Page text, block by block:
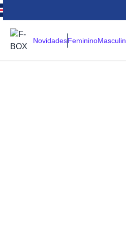
NovidadesFeminino